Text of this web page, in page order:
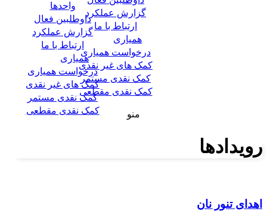
گزارش عملکرد
ارتباط با ما
همیاری
درخواست همیاری
کمک های غیر نقدی
کمک نقدی مستمر
کمک نقدی مقطعی
منو
واحدها
داوطلبین فعال
گزارش عملکرد
ارتباط با ما
همیاری
درخواست همیاری
کمک های غیر نقدی
کمک نقدی مستمر
کمک نقدی مقطعی
رویدادها
اهدای تنور نان